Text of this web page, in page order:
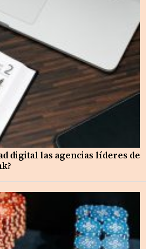
digital las agencias líderes de